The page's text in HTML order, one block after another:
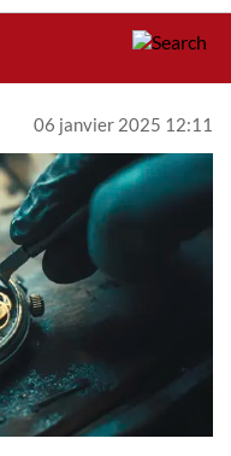
06 janvier 2025 12:11